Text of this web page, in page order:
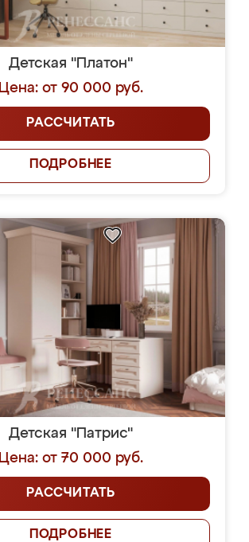
Детская "Платон"
Цена: от 90 000 руб.
РАССЧИТАТЬ
ПОДРОБНЕЕ
Детская "Патрис"
Цена: от 70 000 руб.
РАССЧИТАТЬ
ПОДРОБНЕЕ